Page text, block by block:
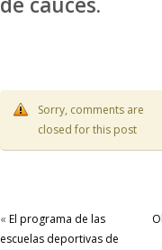
Sorry, comments are
closed for this post
« El programa de las
escuelas deportivas de